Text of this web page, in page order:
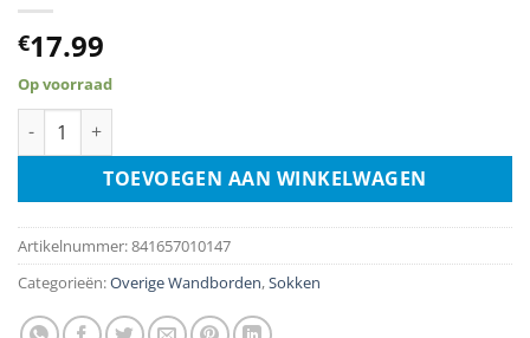
€17.99
Op voorraad
Sokken Gift Box 3-Pack - Maat 40-46 - Slayer aantal
TOEVOEGEN AAN WINKELWAGEN
Artikelnummer:841657010147
Categorieën:Overige Wandborden,Sokken